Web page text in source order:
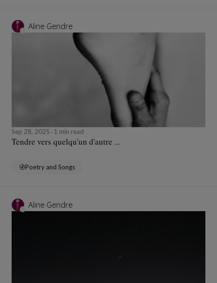
Aline Gendre
Sep 28, 2025 1 min read
Tendre vers quelqu'un d'autre ...
Poetry and Songs
Aline Gendre